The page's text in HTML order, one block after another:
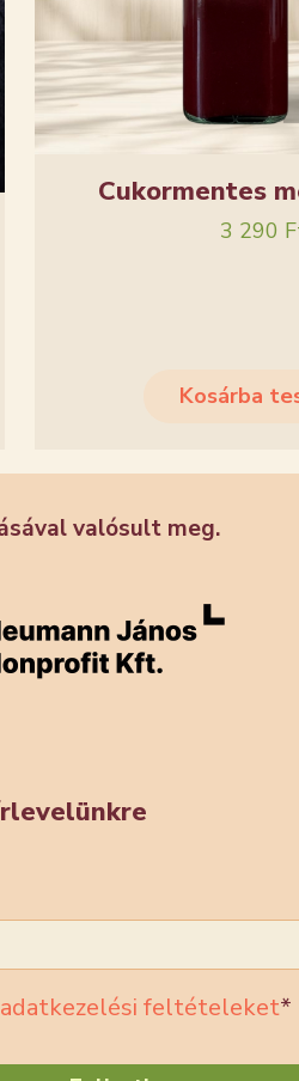
Cukormentes
3 290
Kosárba
valósult meg.
adatkezelési feltételeket*